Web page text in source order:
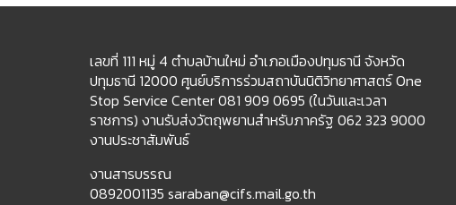
เลขที่ 111 หมู่ 4 ตำบลบ้านใหม่ อำเภอเมืองปทุมธานี จังหวัด
ปทุมธานี 12000 ศูนย์บริการร่วมสถาบันนิติวิทยาศาสตร์ One
Stop Service Center 081 909 0695 (ในวันและเวลา
ราชการ) งานรับส่งวัตถุพยานสำหรับภาครัฐ 062 323 9000
งานประชาสัมพันธ์
งานสารบรรณ
0892001135 saraban@cifs.mail.go.th